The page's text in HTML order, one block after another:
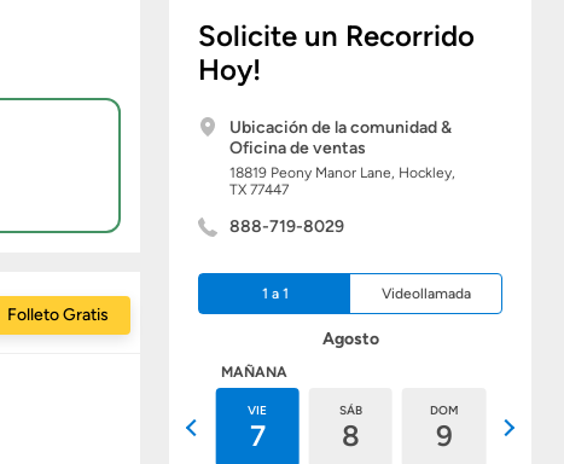
Solicite un Recorrido
Hoy!
Ubicación de la comunidad &
Oficina de ventas
18819 Peony Manor Lane, Hockley,
TX 77447
888-719-8029
1 a 1 Videollamada
Agosto
MAÑANA
VIE
7
SÁB
8
DOM
9
Folleto Gratis